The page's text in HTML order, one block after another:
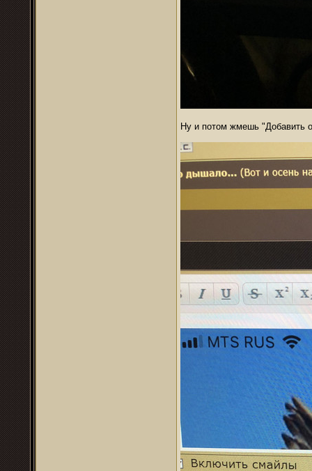
Ну и потом жмешь "Добавить